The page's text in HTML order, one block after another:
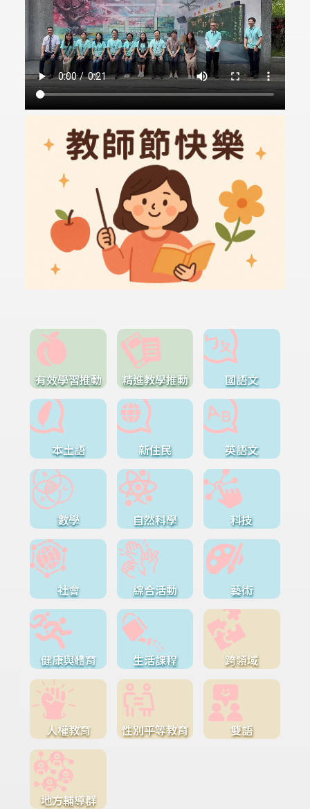
有效學習推動 精進教學推動 國語文
本土語 新住民 英語文
數學 自然科學 科技
社會 綜合活動 藝術
健康與體育 生活課程 跨領域
人權教育 性別平等教育 雙語
地方輔導群